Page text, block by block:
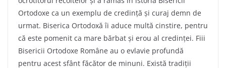
Ortodoxe ca un exemplu de credință și curaj demn de
urmat. Biserica Ortodoxă îi aduce multă cinstire, pentru
că este pomenit ca mare bărbat și erou al credinței. Fiii
Bisericii Ortodoxe Române au o evlavie profundă
pentru acest sfânt făcător de minuni. Există tradiții